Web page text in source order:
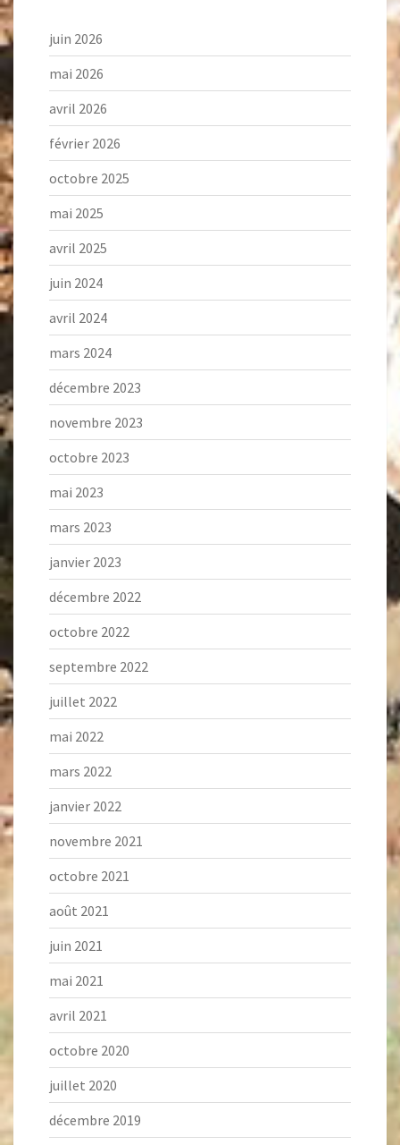
juin 2026
mai 2026
avril 2026
février 2026
octobre 2025
mai 2025
avril 2025
juin 2024
avril 2024
mars 2024
décembre 2023
novembre 2023
octobre 2023
mai 2023
mars 2023
janvier 2023
décembre 2022
octobre 2022
septembre 2022
juillet 2022
mai 2022
mars 2022
janvier 2022
novembre 2021
octobre 2021
août 2021
juin 2021
mai 2021
avril 2021
octobre 2020
juillet 2020
décembre 2019